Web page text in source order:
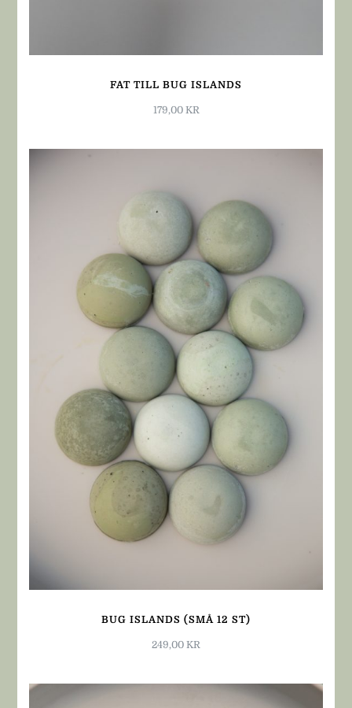
FAT TILL BUG ISLANDS
179,00 KR
BUG ISLANDS (SMÅ 12 ST)
249,00 KR